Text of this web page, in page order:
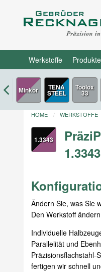
Werkstoffe Produkte
Minkor TENA
STEEL
Toolox
33
HOME WERKSTOFFE
1.3343
Ändern Sie, was Sie
Den Werkstoff
Individuelle
Parallelität und
Präzisionsflachstahl-
fertigen wir schnell